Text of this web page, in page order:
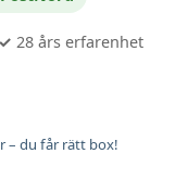
✓ 28 års erfarenhet
– du får rätt box!